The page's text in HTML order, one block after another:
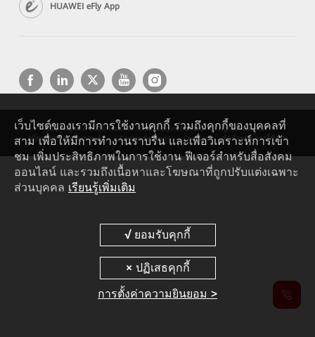
HUAWEI eFly App
Copyright © 2026 Huawei Technologies Co., Ltd. All rights reserved.
นโยบายความเป็นส่วนตัว
Cookie Settings Cookies ข้อกำหนดการใช้งาน
เว็บไซต์ของเรามีการใช้งานคุกกี้ รวมถึงคุกกี้ของบุคคลที่
สาม เพื่อให้มีการทำงานราบรื่น และเพื่อวิเคราะห์การเข้า
ชม เพิ่มประสิทธิภาพในการใช้งาน ฟีเจอร์สำหรับสื่อสังคม
ออนไลน์ และรวมถึงเนื้อหาและโฆษณาที่ถูกปรับแต่งเฉพาะ
ส่วนบุคคล เรียนรู้เพิ่มเติม
การตั้งค่าความยินยอม >